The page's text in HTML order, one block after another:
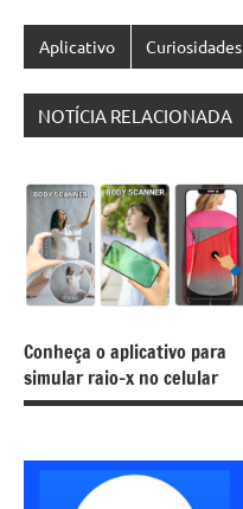
Aplicativo Curiosidades
NOTÍCIA RELACIONADA
Conheça o aplicativo para
simular raio-x no celular